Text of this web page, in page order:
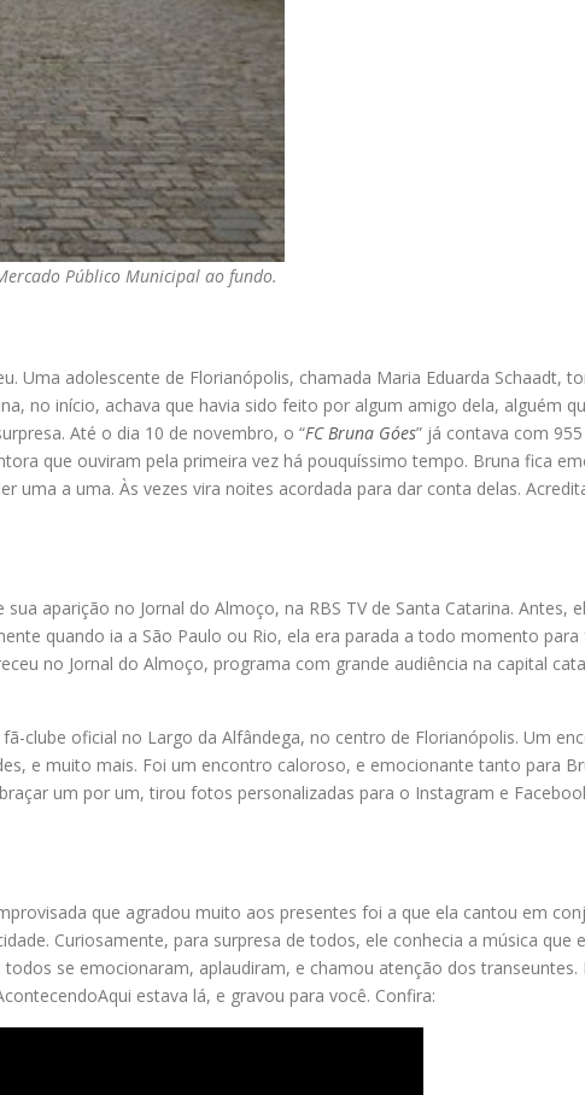
Público Municipal ao fundo.
Uma adolescente de Florianópolis, chamada Maria Eduarda Schaadt,
no início, achava que havia sido feito por algum amigo dela, alguém
Até o dia 10 de novembro, o “FC Bruna Góes” já contava com
que ouviram pela primeira vez há pouquíssimo tempo. Bruna fica
uma a uma. Às vezes vira noites acordada para dar conta delas.
aparição no Jornal do Almoço, na RBS TV de Santa Catarina. Antes,
quando ia a São Paulo ou Rio, ela era parada a todo momento
no Jornal do Almoço, programa com grande audiência na capital
clube oficial no Largo da Alfândega, no centro de Florianópolis. Um
e muito mais. Foi um encontro caloroso, e emocionante tanto para
um por um, tirou fotos personalizadas para o Instagram e
que agradou muito aos presentes foi a que ela cantou em
Curiosamente, para surpresa de todos, ele conhecia a música que
se emocionaram, aplaudiram, e chamou atenção dos
estava lá, e gravou para você. Confira: